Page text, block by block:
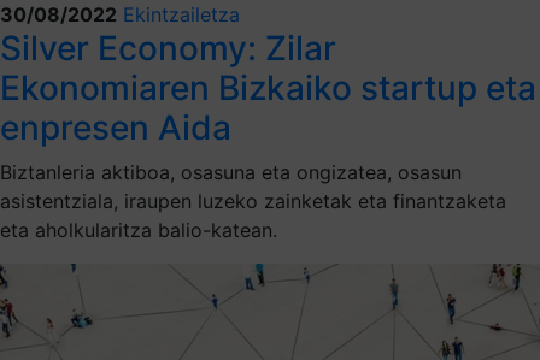
30/08/2022 Ekintzailetza
Silver Economy: Zilar
Ekonomiaren Bizkaiko startup eta
enpresen Aida
Biztanleria aktiboa, osasuna eta ongizatea, osasun
asistentziala, iraupen luzeko zainketak eta finantzaketa
eta aholkularitza balio-katean.